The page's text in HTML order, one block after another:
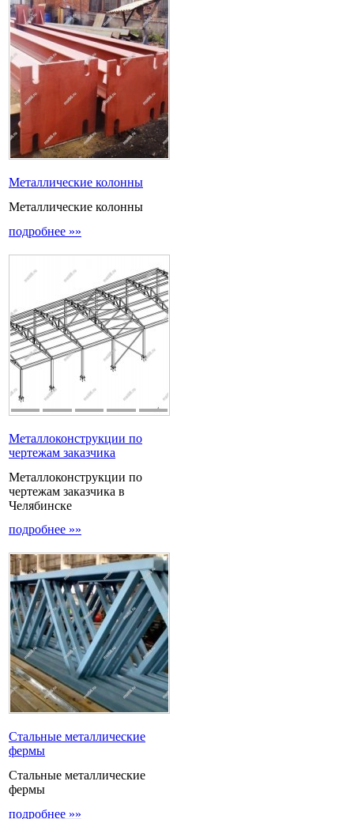
Металлические колонны
Металлические колонны
подробнее »»
Металлоконструкции по
чертежам заказчика
Металлоконструкции по
чертежам заказчика в
Челябинске
подробнее »»
Стальные металлические
фермы
Стальные металлические
фермы
подробнее »»